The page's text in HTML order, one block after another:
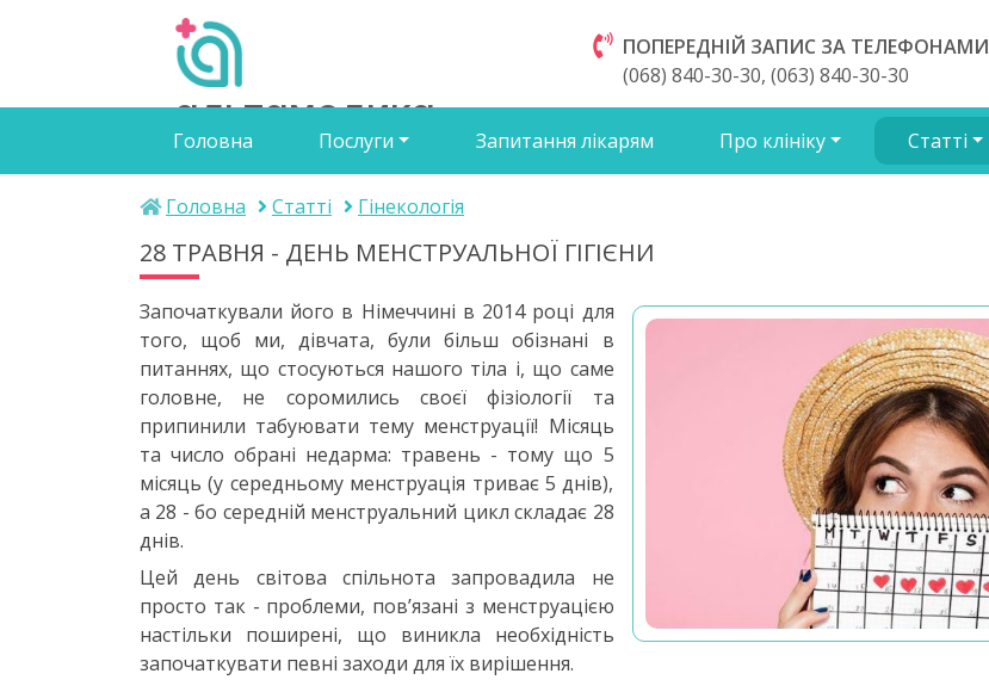
альтамедика
медичний центр
ПОПЕРЕДНІЙ ЗАПИС ЗА ТЕЛЕФОНАМИ
(068) 840-30-30, (063) 840-30-30
Головна Послуги Запитання лікарям Про клініку Статті
Головна Статті Гінекологія
28 ТРАВНЯ - ДЕНЬ МЕНСТРУАЛЬНОЇ ГІГІЄНИ
Започаткували його в Німеччині в 2014 році для
того, щоб ми, дівчата, були більш обізнані в
питаннях, що стосуються нашого тіла і, що саме
головне, не соромились своєї фізіології та
припинили табуювати тему менструації! Місяць
та число обрані недарма: травень - тому що 5
місяць (у середньому менструація триває 5 днів),
а 28 - бо середній менструальний цикл складає 28
днів.
Цей день світова спільнота запровадила не
просто так - проблеми, пов’язані з менструацією
настільки поширені, що виникла необхідність
започаткувати певні заходи для їх вирішення.